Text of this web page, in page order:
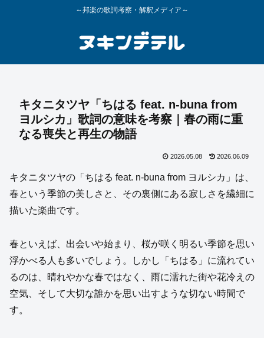
～邦楽の歌詞考察・解釈メディア～
キタニタツヤ「ちはる feat. n-buna from
ヨルシカ」歌詞の意味を考察｜春の雨に重
なる喪失と再生の物語
2026.05.08 2026.06.09
キタニタツヤの「ちはる feat. n-buna from ヨルシカ」は、
春という季節の美しさと、その裏側にある寂しさを繊細に
描いた楽曲です。
春といえば、出会いや始まり、桜が咲く明るい季節を思い
浮かべる人も多いでしょう。しかし「ちはる」に流れてい
るのは、晴れやかな春ではなく、雨に濡れた街や花冷えの
空気、そして大切な誰かを思い出すような切ない時間で
す。